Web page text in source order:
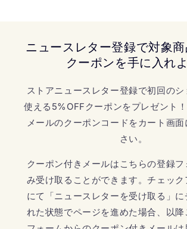
ニュースレター登録で対象
クーポンを手に入れ
ストアニュースレター登録で初回の
使える5%OFFクーポンをプレゼント
メールのクーポンコードをカート画
さい。
クーポン付きメールはこちらの登録
み受け取ることができます。チェック
にて「ニュースレターを受け取る」に
れた状態でページを進めた場合、以